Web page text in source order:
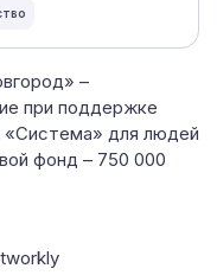
–
при поддержке
«Система» для людей
фонд – 750 000